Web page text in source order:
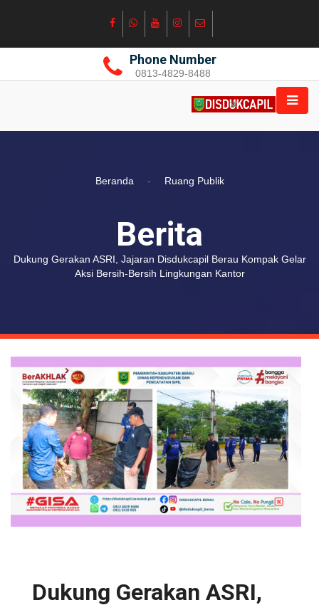
Phone Number
0813-4829-8488
Beranda - Ruang Publik
Berita
Dukung Gerakan ASRI, Jajaran Disdukcapil Berau Kompak Gelar
Aksi Bersih-Bersih Lingkungan Kantor
Dukung Gerakan ASRI,